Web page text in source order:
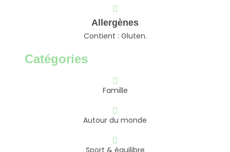
Allergènes
Contient : Gluten.
Catégories
Famille
Autour du monde
Sport & équilibre